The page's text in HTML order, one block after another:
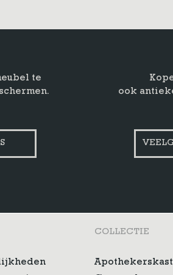
te
ook
COLLECTIE